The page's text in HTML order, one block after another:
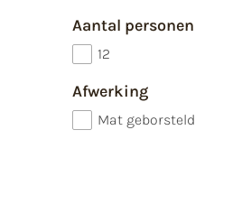
Aantal personen
12
Afwerking
Mat geborsteld